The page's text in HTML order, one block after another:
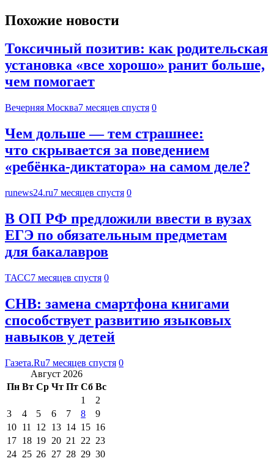
Похожие новости
Токсичный позитив: как родительская
установка «все хорошо» ранит больше,
чем помогает
Вечерняя Москва7 месяцев спустя 0
Чем дольше — тем страшнее:
что скрывается за поведением
«ребёнка-диктатора» на самом деле?
runews24.ru7 месяцев спустя 0
В ОП РФ предложили ввести в вузах
ЕГЭ по обязательным предметам
для бакалавров
ТАСС7 месяцев спустя 0
CHB: замена смартфона книгами
способствует развитию языковых
навыков у детей
Газета.Ru7 месяцев спустя 0
Август 2026
Пн Вт Ср Чт Пт Сб Вс
1
2
3
4 5 6 7 8
9
10 11 12 13 14 15 16
17 18 19 20 21 22 23
24 25 26 27 28 29 30